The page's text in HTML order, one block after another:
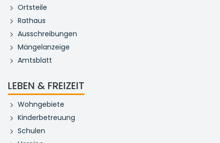
Ortsteile
Rathaus
Ausschreibungen
Mängelanzeige
Amtsblatt
LEBEN & FREIZEIT
Wohngebiete
Kinderbetreuung
Schulen